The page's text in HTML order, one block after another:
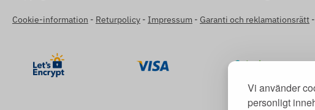
Vi använder
personligt
Cookie-information - Returpolicy - Impressum - Garanti och reklamationsrätt -